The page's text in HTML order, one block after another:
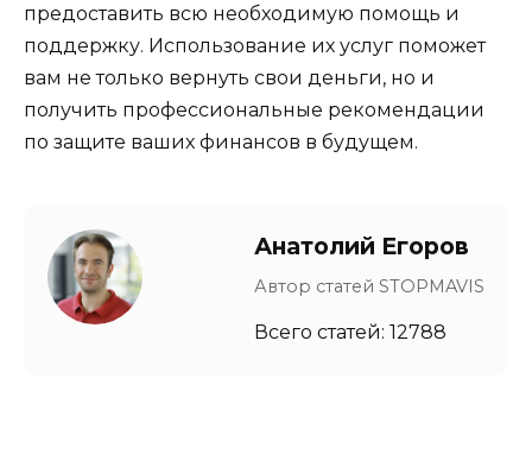
предоставить всю необходимую помощь и
поддержку. Использование их услуг поможет
вам не только вернуть свои деньги, но и
получить профессиональные рекомендации
по защите ваших финансов в будущем.
Анатолий Егоров
Автор статей STOPMAVIS
Всего статей: 12788